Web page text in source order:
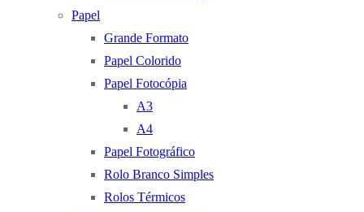
Papel
Grande Formato
Papel Colorido
Papel Fotocópia
A3
A4
Papel Fotográfico
Rolo Branco Simples
Rolos Térmicos